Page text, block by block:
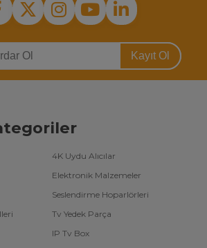
Kayıt Ol
4K Uydu Alıcılar
Elektronik Malzemeler
Seslendirme Hoparlörleri
Tv Yedek Parça
IP Tv Box